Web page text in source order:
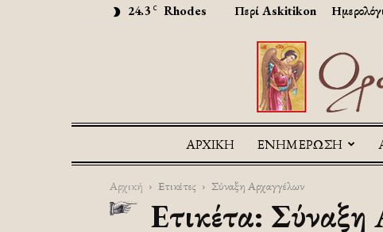
24.3 C Rhodes Περί Askitikon
ΑΡΧΙΚΉ ΕΝΗΜΕΡΩΣΗ
Αρχική Ετικέτες Σύναξη Αρχαγγέλων
Ετικέτα: Σύναξη